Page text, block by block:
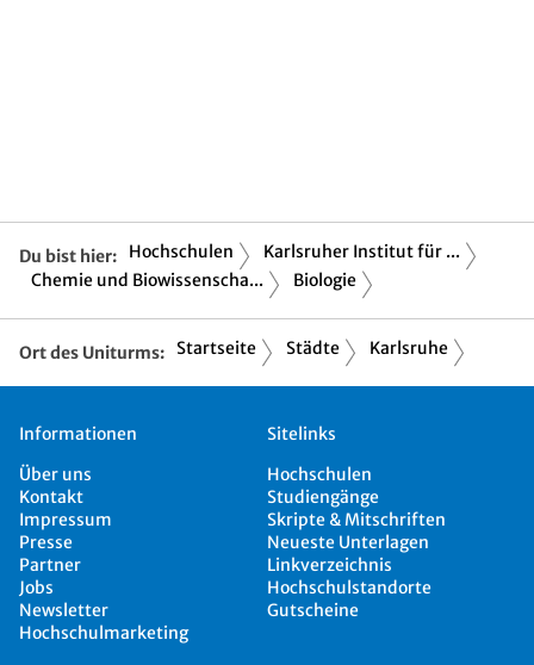
Du bist hier: Hochschulen
Karlsruher Institut für ...
Chemie und Biowissenscha...
Biologie
Ort des Uniturms: Startseite Städte Karlsruhe
Informationen
Über uns
Kontakt
Impressum
Presse
Partner
Jobs
Newsletter
Hochschulmarketing
Sitelinks
Hochschulen
Studiengänge
Skripte & Mitschriften
Neueste Unterlagen
Linkverzeichnis
Hochschulstandorte
Gutscheine